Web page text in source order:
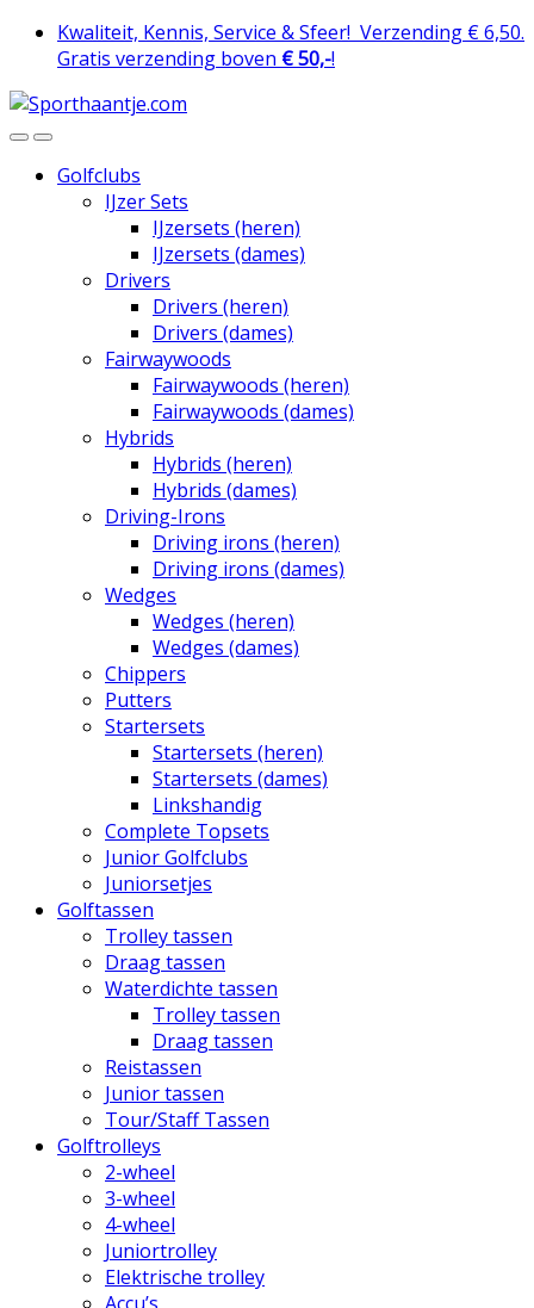
Skip
Skip Kwaliteit, Kennis, Service & Sfeer! Verzending € 6,50.
Gratis verzending boven € 50,-!
Golfclubs
IJzer Sets
IJzersets (heren)
IJzersets (dames)
Drivers
Drivers (heren)
Drivers (dames)
Fairwaywoods
Fairwaywoods (heren)
Fairwaywoods (dames)
Hybrids
Hybrids (heren)
Hybrids (dames)
Driving-Irons
Driving irons (heren)
Driving irons (dames)
Wedges
Wedges (heren)
Wedges (dames)
Chippers
Putters
Startersets
Startersets (heren)
Startersets (dames)
Linkshandig
Complete Topsets
Junior Golfclubs
Juniorsetjes
Golftassen
Trolley tassen
Draag tassen
Waterdichte tassen
Trolley tassen
Draag tassen
Reistassen
Junior tassen
Tour/Staff Tassen
Golftrolleys
2-wheel
3-wheel
4-wheel
Juniortrolley
Elektrische trolley